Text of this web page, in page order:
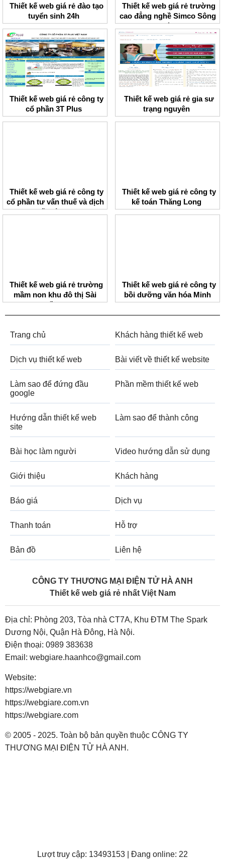
Thiết kế web giá rẻ đào tạo
tuyển sinh 24h
Thiết kế web giá rẻ trường
cao đẳng nghề Simco Sông
Đà
Thiết kế web giá rẻ công ty
cổ phần 3T Plus
Thiết kế web giá rẻ gia sư
trạng nguyên
Thiết kế web giá rẻ công ty
cổ phần tư vấn thuế và dịch
vụ kế toán PMC
Thiết kế web giá rẻ công ty
kế toán Thăng Long
Thiết kế web giá rẻ trường
mầm non khu đô thị Sài
Đồng
Thiết kế web giá rẻ công ty
bồi dưỡng văn hóa Minh
Minh
Trang chủ Khách hàng thiết kế web
Dịch vụ thiết kế web Bài viết về thiết kế website
Làm sao để đứng đầu
google
Phần mềm thiết kế web
Hướng dẫn thiết kế web
site
Làm sao để thành công
Bài học làm người Video hướng dẫn sử dụng
Giới thiệu Khách hàng
Báo giá Dịch vụ
Thanh toán Hỗ trợ
Bản đồ Liên hệ
CÔNG TY THƯƠNG MẠI ĐIỆN TỬ HÀ ANH
Thiết kế web giá rẻ nhất Việt Nam
Địa chỉ: Phòng 203, Tòa nhà CT7A, Khu ĐTM The Spark
Dương Nội, Quận Hà Đông, Hà Nội.
Điện thoại: 0989 383638
Email: webgiare.haanhco@gmail.com
Website:
https://webgiare.vn
https://webgiare.com.vn
https://webgiare.com
© 2005 - 2025. Toàn bộ bản quyền thuộc CÔNG TY
THƯƠNG MẠI ĐIỆN TỬ HÀ ANH.
Lượt truy cập: 13493153 | Đang online: 22